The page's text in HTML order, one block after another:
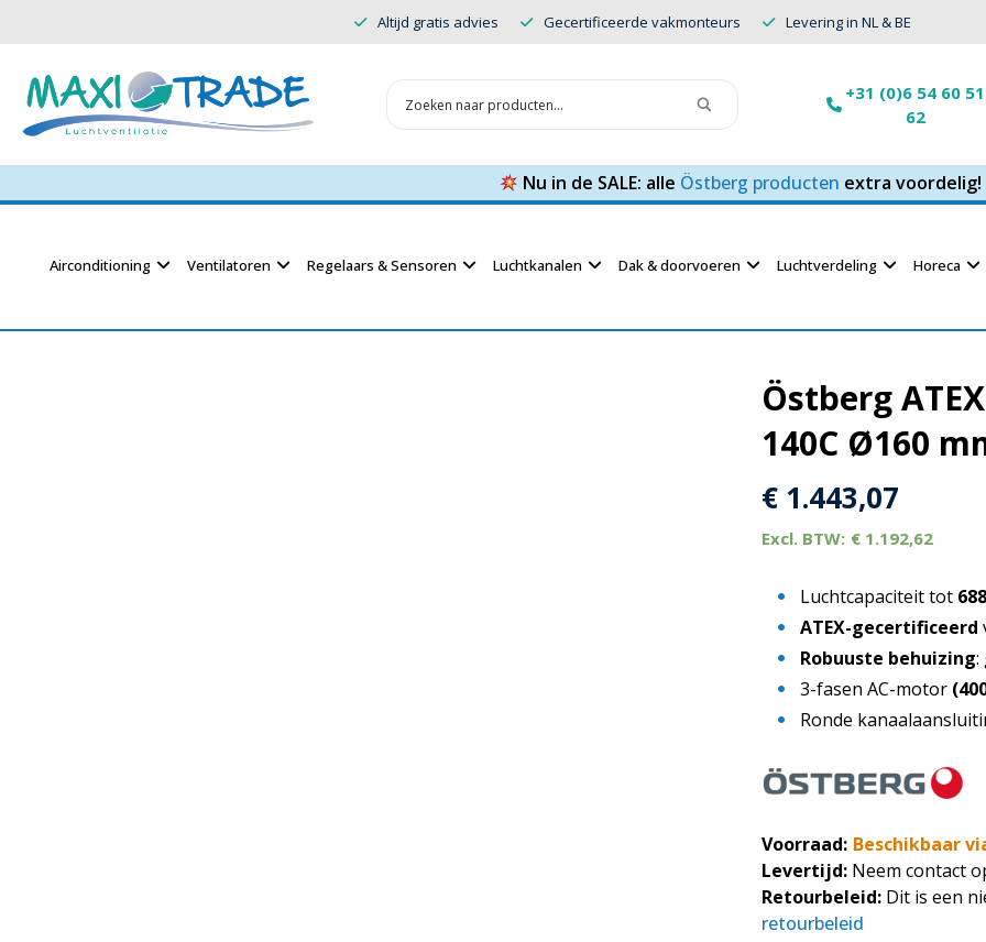
Altijd gratis advies Gecertificeerde vakmonteurs Levering in NL & BE
+31 (0)6 54 60 51
62
Nu in de SALE: alle Östberg producten extra voordelig!
Airconditioning Ventilatoren Regelaars & Sensoren Luchtkanalen Dak & doorvoeren Luchtverdeling Horeca
Östberg
140C Ø160
€ 1.443,07
€ 1.192,62
Luchtcapaciteit tot
ATEX-gecertificeerd
Robuuste behuizing:
3-fasen AC-motor
Ronde
Voorraad: Beschikbaar
Levertijd: Neem contact
Retourbeleid: Dit is een
retourbeleid